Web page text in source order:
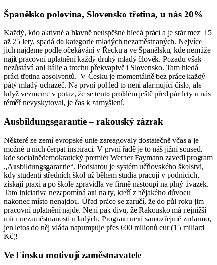
Španělsko polovina, Slovensko třetina, u nás 20%
Každý, kdo aktivně a hlavně neúspěšně hledá práci a je stár mezi 15
až 25 lety, spadá do kategorie mladých nezaměstnaných. Nejvíce
jich najdeme podle očekávání v Řecku a ve Španělsku, kde nemůže
najít pracovní uplatnění každý druhý mladý člověk. Pozadu však
nezůstává ani Itálie a trochu překvapivě i Slovensko. Tam hledá
práci třetina absolventů. V Česku je momentálně bez práce každý
pátý mladý uchazeč. Na první pohled to není alarmující číslo, ale
když vezmeme v potaz, že se tento problém ještě před pár lety u nás
téměř nevyskytoval, je čas k zamyšlení.
Ausbildungsgarantie – rakouský zázrak
Některé ze zemí evropské unie zareagovaly dostatečně včas a je
možné u nich čerpat inspiraci. V první řadě je to náš jižní soused,
kde sociálnědemokratický premiér Werner Faymann zavedl program
„Ausbildungsgarantie“. Podstatou je systém učňovského školství,
kdy studenti středních škol už během studia pracují v podnicích,
získají praxi a po škole zpravidla ve firmě nastoupí na plný úvazek.
Tato iniciativa nezapomíná ani na ty, kteří z nějakého důvodu
nakonec místo nenajdou. Úřad práce se zaručí, že do půl roku jim
pracovní uplatnění najde. Není pak divu, že Rakousko má nejnižší
míru nezaměstnanosti mladých. Program není samozřejmě zadarmo,
jen letos do něj vláda napumpuje přes 600 milionů eur (15 miliard
Kč)!
Ve Finsku motivují zaměstnavatele